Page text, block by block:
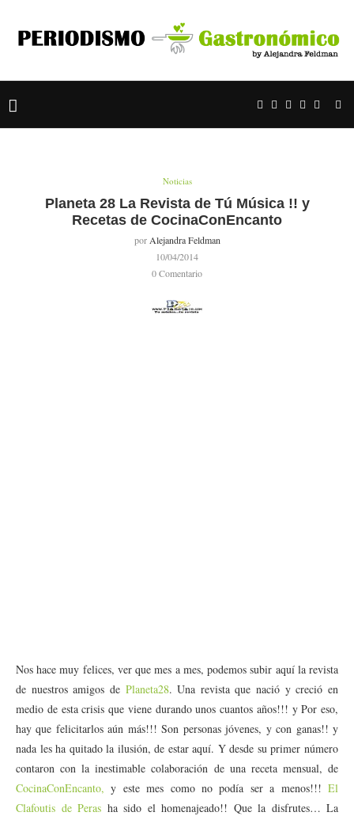
Noticias
Planeta 28 La Revista de Tú Música !! y
Recetas de CocinaConEncanto
por Alejandra Feldman
10/04/2014
0 Comentario
Nos hace muy felices, ver que mes a mes, podemos subir aquí la revista
de nuestros amigos de Planeta28. Una revista que nació y creció en
medio de esta crisis que viene durando unos cuantos años!!! y Por eso,
hay que felicitarlos aún más!!! Son personas jóvenes, y con ganas!! y
nada les ha quitado la ilusión, de estar aquí. Y desde su primer número
contaron con la inestimable colaboración de una receta mensual, de
CocinaConEncanto,y este mes como no podía ser a menos!!!El
Clafoutis de Peras ha sido el homenajeado!! Que la disfrutes… La